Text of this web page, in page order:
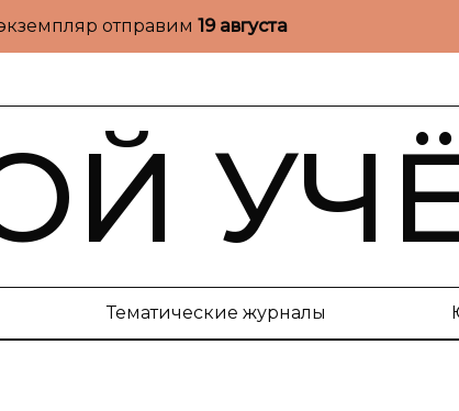
отправим 19 августа
Тематические журналы